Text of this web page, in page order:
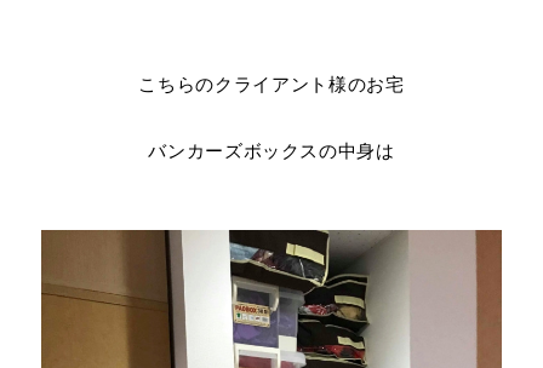
こちらのクライアント様のお宅
バンカーズボックスの中身は